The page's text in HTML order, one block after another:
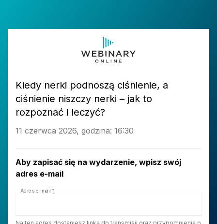
Kiedy nerki podnoszą ciśnienie, a
ciśnienie niszczy nerki – jak to
rozpoznać i leczyć?
11 czerwca 2026, godzina: 16:30
Aby zapisać się na wydarzenie, wpisz swój
adres e-mail
Adres e-mail*